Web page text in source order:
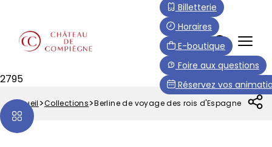
contenu
principal
Menu
Top
FR
Billetterie
Horaires
E-boutique
Foire aux questions
Réservez vos
2795
Fil
d'Ariane
Accueil Collections Berline de voyage des rois d'Espagne